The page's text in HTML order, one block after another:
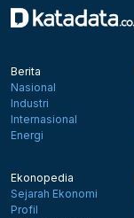
Berita
Nasional
Industri
Internasional
Energi
Ekonopedia
Sejarah Ekonomi
Profil